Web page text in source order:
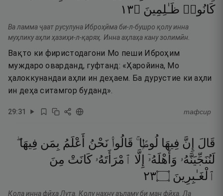
كَانُوا۟ ظَـٰلِمِينَ ۝٣١
Ва ламма ҷаат русулуна Иброҳӣма би-л-бушро қолу инна
муҳлику аҳли ҳазиҳи-л-қаряҳ. Инна аҳлаҳа кану золимӣн.
Вақто ки фиристодагони Мо пеши Иброҳим
муждаро оварданд, гуфтанд: «Ҳаройина, Мо
ҳалоккунандаи аҳли ин деҳаем. Ба дурустие ки аҳли
ин деҳа ситамгор буданд».
29:31 тафсир
قَالَ إِنَّ فِيهَا لُوطًۭا ۚ قَالُوا۟ نَحْنُ أَعْلَمُ بِمَن فِيهَا ۖ
لَنُنَجِّيَنَّهُۥ وَأَهْلَهُۥٓ إِلَّا ٱمْرَأَتَهُۥ كَانَتْ مِنَ
ٱلْغَـٰبِرِينَ ۝٣٢
Қола инна фӣҳа Лута. Қолу наҳну аъламу би ман фӣҳа. Ла